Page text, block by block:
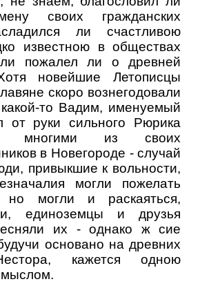
своих гражданских
ли счастливою
известною в обществах
пожалел ли о древней
новейшие Летописцы
скоро вознегодовали
то Вадим, именуемый
от руки сильного Рюрика
многими из своих
в Новегороде - случай
привыкшие к вольности,
могли пожелать
но могли и раскаяться,
единоземцы и друзья
их - однако ж сие
основано на древних
кажется одною